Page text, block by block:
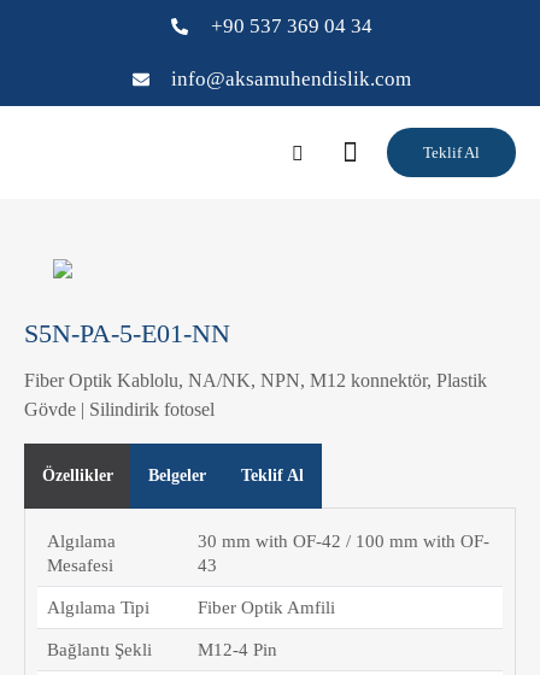
+90 537 369 04 34
info@aksamuhendislik.com
Teklif Al
S5N-PA-5-E01-NN
Fiber Optik Kablolu, NA/NK, NPN, M12 konnektör, Plastik
Gövde | Silindirik fotosel
Özellikler Belgeler Teklif Al
Algılama
Mesafesi
30 mm with OF-42 / 100 mm with OF-
43
Algılama Tipi Fiber Optik Amfili
Bağlantı Şekli M12-4 Pin